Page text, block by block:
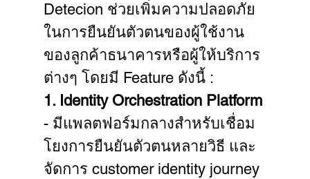
Detecion ช่วยเพิ่มความปลอดภัย
ในการยืนยันตัวตนของผู้ใช้งาน
ของลูกค้าธนาคารหรือผู้ให้บริการ
ต่างๆ โดยมี Feature ดังนี้ :
1. Identity Orchestration Platform
- มีแพลตฟอร์มกลางสำหรับเชื่อม
โยงการยืนยันตัวตนหลายวิธี และ
จัดการ customer identity journey